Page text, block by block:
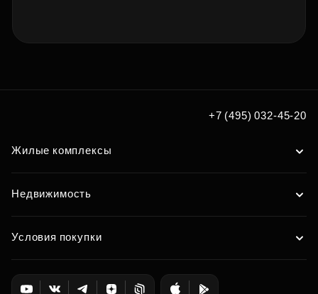
+7 (495) 032-45-20
Жилые комплексы
Недвижимость
Условия покупки